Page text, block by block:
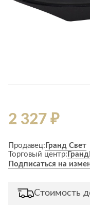
2 327 ₽
Продавец: Гранд Свет
Торговый центр: Гранд
Подписаться на
Стоимость